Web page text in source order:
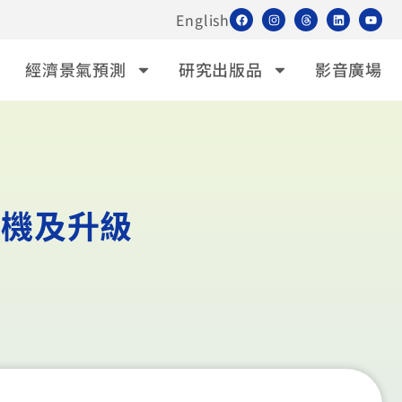
English
經濟景氣預測 研究出版品 影音廣場
及升級